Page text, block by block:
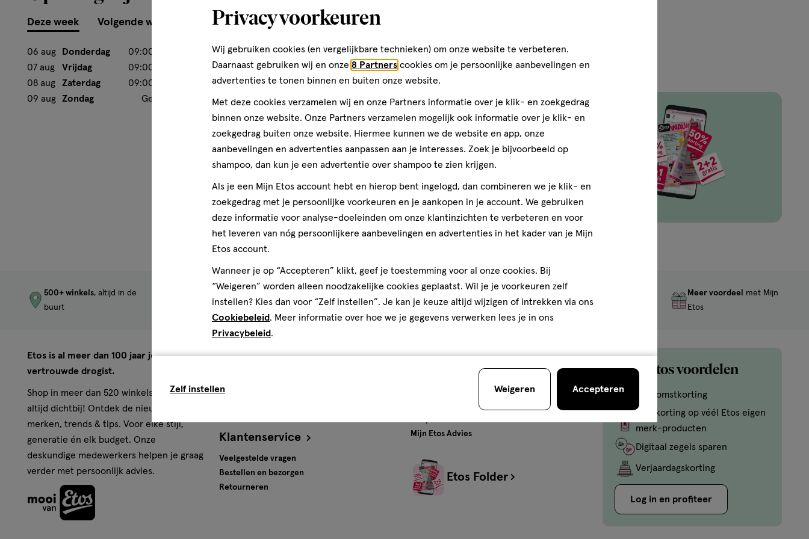
Deze week Volgende week
06 aug Donderdag 09:00
07 aug
Vrijdag 09:00
08 aug
Zaterdag 09:00
09 aug
Zondag Gesloten
040--2850160
Etos Folder
Ontdek alle folder aanbiedingen van
deze week!
Shop alle acties
500+ winkels, altijd in de
buurt
Trending
merken
Gratis
bezorging vanaf
€35
Gratisretourneren
Meer voordeel
met Mijn
Etos
Etos is al meer dan 100 jaar jouw
vertrouwde drogist.
Shop in meer dan 520 winkels of online,
altijd dichtbij! Ontdek de nieuwste
merken, trends & tips. Voor elke stijl,
generatie én elk budget. Onze
deskundige medewerkers helpen je graag
verder met persoonlijk advies.
Over Etos
Pers
Klantenservice
Veelgestelde vragen
Bestellen en bezorgen
Retourneren
Advies & Inspiratie
Mijn Etos Advies
Etos Folder
Mijn Etos voordelen
Welkomstkorting
10% korting op véél Etos eigen
merk-producten
Digitaal zegels sparen
Verjaardagskorting
Log in en profiteer
Privacy voorkeuren
Wij gebruiken cookies (en vergelijkbare technieken) om onze website te verbeteren.
Daarnaast gebruiken wij en onze 8 Partners cookies om je persoonlijke aanbevelingen en
advertenties te tonen binnen en buiten onze website.
Met deze cookies verzamelen wij en onze Partners informatie over je klik- en zoekgedrag
binnen onze website. Onze Partners verzamelen mogelijk ook informatie over je klik- en
zoekgedrag buiten onze website. Hiermee kunnen we de website en app, onze
aanbevelingen en advertenties aanpassen aan je interesses. Zoek je bijvoorbeeld op
shampoo, dan kun je een advertentie over shampoo te zien krijgen.
Als je een Mijn Etos account hebt en hierop bent ingelogd, dan combineren we je klik- en
zoekgedrag met je persoonlijke voorkeuren en je aankopen in je account. We gebruiken
deze informatie voor analyse-doeleinden om onze klantinzichten te verbeteren en voor
het leveren van nóg persoonlijkere aanbevelingen en advertenties in het kader van je Mijn
Etos account.
Wanneer je op “Accepteren” klikt, geef je toestemming voor al onze cookies. Bij
“Weigeren” worden alleen noodzakelijke cookies geplaatst. Wil je je voorkeuren zelf
instellen? Kies dan voor “Zelf instellen”. Je kan je keuze altijd wijzigen of intrekken via ons
Cookiebeleid. Meer informatie over hoe we je gegevens verwerken lees je in ons
Privacybeleid.
Zelf instellen Weigeren Accepteren